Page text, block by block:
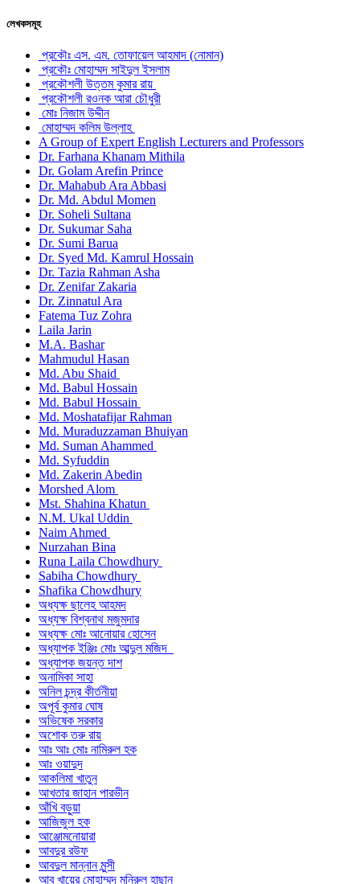
লেখকসমূহ
প্রকৌঃ এস. এম. তোফায়েল আহমাদ (নোমান)
প্রকৌঃ মোহাম্মদ সাইদুল ইসলাম
প্রকৌশলী উত্তম কুমার রায়
প্রকৌশলী রওনক আরা চৌধুরী
মোঃ নিজাম উদ্দীন
মোহাম্মদ কলিম উল্লাহ
A Group of Expert English Lecturers and Professors
Dr. Farhana Khanam Mithila
Dr. Golam Arefin Prince
Dr. Mahabub Ara Abbasi
Dr. Md. Abdul Momen
Dr. Soheli Sultana
Dr. Sukumar Saha
Dr. Sumi Barua
Dr. Syed Md. Kamrul Hossain
Dr. Tazia Rahman Asha
Dr. Zenifar Zakaria
Dr. Zinnatul Ara
Fatema Tuz Zohra
Laila Jarin
M.A. Bashar
Mahmudul Hasan
Md. Abu Shaid
Md. Babul Hossain
Md. Babul Hossain
Md. Moshatafijar Rahman
Md. Muraduzzaman Bhuiyan
Md. Suman Ahammed
Md. Syfuddin
Md. Zakerin Abedin
Morshed Alom
Mst. Shahina Khatun
N.M. Ukal Uddin
Naim Ahmed
Nurzahan Bina
Runa Laila Chowdhury
Sabiha Chowdhury
Shafika Chowdhury
অধ্যক্ষ ছালেহ আহমদ
অধ্যক্ষ বিশ্বনাথ মজুমদার
অধ্যক্ষ মোঃ আনোয়ার হোসেন
অধ্যাপক ইঞ্জিঃ মোঃ আব্দুল মজিদ
অধ্যাপক জয়ন্ত দাশ
অনামিকা সাহা
অনিল চন্দ্র কীর্তনীয়া
অপূর্ব কুমার ঘোষ
অভিষেক সরকার
অশোক তরু রায়
আঃ আঃ মোঃ নামিরুল হক
আঃ ওয়াদুদ
আকলিমা খাতুন
আখতার জাহান পারভীন
আঁখি বড়ুয়া
আজিজুল হক
আঞ্জোমনোয়ারা
আবদুর রউফ
আবদুল মান্নান মুন্সী
আবু খায়ের মোহাম্মদ মনিরুল হাছান